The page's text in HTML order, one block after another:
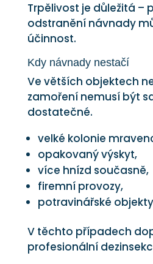
Trpělivost je důležitá –
odstranění návnady
účinnost.
Kdy návnady nestačí
Ve větších objektech
zamoření nemusí být
dostatečné.
velké kolonie
opakovaný výskyt,
více hnízd současně,
firemní provozy,
potravinářské
V těchto případech
profesionální